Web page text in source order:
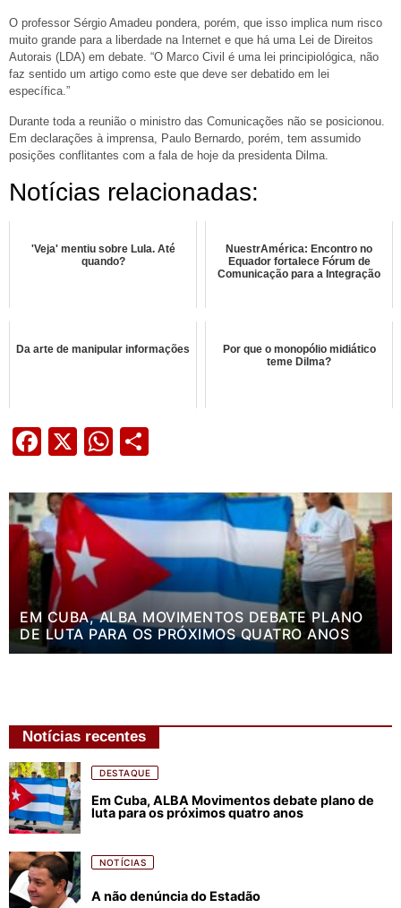
O professor Sérgio Amadeu pondera, porém, que isso implica num risco
muito grande para a liberdade na Internet e que há uma Lei de Direitos
Autorais (LDA) em debate. “O Marco Civil é uma lei principiológica, não
faz sentido um artigo como este que deve ser debatido em lei
específica.”
Durante toda a reunião o ministro das Comunicações não se posicionou.
Em declarações à imprensa, Paulo Bernardo, porém, tem assumido
posições conflitantes com a fala de hoje da presidenta Dilma.
Notícias relacionadas:
'Veja' mentiu sobre Lula. Até
quando?
NuestrAmérica: Encontro no
Equador fortalece Fórum de
Comunicação para a Integração
Da arte de manipular informações
Por que o monopólio midiático
teme Dilma?
Facebook
X WhatsApp
EM CUBA, ALBA MOVIMENTOS DEBATE PLANO
DE LUTA PARA OS PRÓXIMOS QUATRO ANOS
Notícias recentes
DESTAQUE
Em Cuba, ALBA Movimentos debate plano de
luta para os próximos quatro anos
NOTÍCIAS
A não denúncia do Estadão